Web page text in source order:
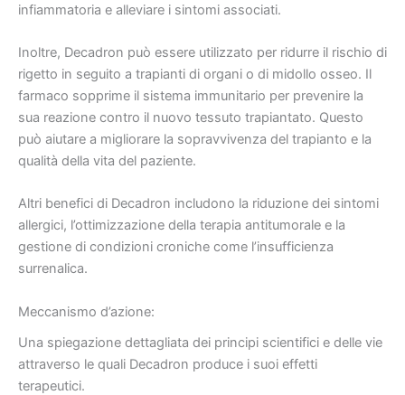
infiammatoria e alleviare i sintomi associati.
Inoltre, Decadron può essere utilizzato per ridurre il rischio di
rigetto in seguito a trapianti di organi o di midollo osseo. Il
farmaco sopprime il sistema immunitario per prevenire la
sua reazione contro il nuovo tessuto trapiantato. Questo
può aiutare a migliorare la sopravvivenza del trapianto e la
qualità della vita del paziente.
Altri benefici di Decadron includono la riduzione dei sintomi
allergici, l’ottimizzazione della terapia antitumorale e la
gestione di condizioni croniche come l’insufficienza
surrenalica.
Meccanismo d’azione:
Una spiegazione dettagliata dei principi scientifici e delle vie
attraverso le quali Decadron produce i suoi effetti
terapeutici.